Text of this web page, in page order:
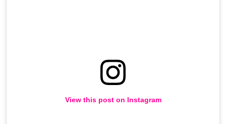
View this post on Instagram